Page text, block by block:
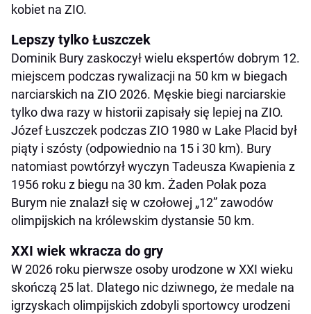
kobiet na ZIO.
Lepszy tylko Łuszczek
Dominik Bury zaskoczył wielu ekspertów dobrym 12.
miejscem podczas rywalizacji na 50 km w biegach
narciarskich na ZIO 2026. Męskie biegi narciarskie
tylko dwa razy w historii zapisały się lepiej na ZIO.
Józef Łuszczek podczas ZIO 1980 w Lake Placid był
piąty i szósty (odpowiednio na 15 i 30 km). Bury
natomiast powtórzył wyczyn Tadeusza Kwapienia z
1956 roku z biegu na 30 km. Żaden Polak poza
Burym nie znalazł się w czołowej „12” zawodów
olimpijskich na królewskim dystansie 50 km.
XXI wiek wkracza do gry
W 2026 roku pierwsze osoby urodzone w XXI wieku
skończą 25 lat. Dlatego nic dziwnego, że medale na
igrzyskach olimpijskich zdobyli sportowcy urodzeni